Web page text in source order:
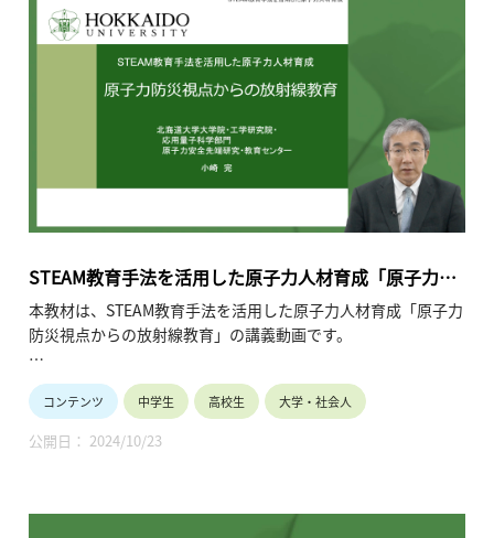
・講師名、講師所属：実施代表者 小林 国之（北海道大学大学
院農学研究院）
※所属・役職は収録当時のものです。
・動画の長さ： 各回 15分〜90分程度（※動画7本）
STEAM教育手法を活用した原子力人材育成「原子力防
災視点からの放射線教育」
本教材は、STEAM教育手法を活用した原子力人材育成「原子力
防災視点からの放射線教育」の講義動画です。
本講義では、主に、これから教育に携わる方や、原子力防災に
関心がある方に向けて、（１）放射線・放射能の基礎、（２）
放射線被ばくの基礎、（３）原子力発電所の放射能と放射線被
ばく、（４）原子力防災、についてご説明します。放射線や原
コンテンツ 中学生 高校生 大学・社会人
公開日： 2024/10/23